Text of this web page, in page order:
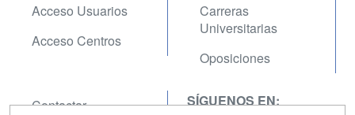
Acceso Usuarios
Acceso Centros
Carreras
Universitarias
Oposiciones
Contactar
SÍGUENOS EN: